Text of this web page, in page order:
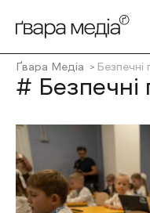
Ґвара Медіа Безпечні
# Безпечні